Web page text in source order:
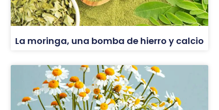
La moringa, una bomba de hierro y calcio